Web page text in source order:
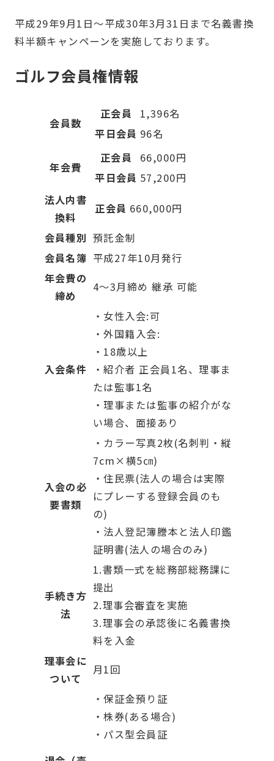
平成29年9月1日～平成30年3月31日まで名義書換
料半額キャンペーンを実施しております。
ゴルフ会員権情報
会員数
正会員
1,396名
平日会員 96名
年会費
正会員
66,000円
平日会員 57,200円
法人内書
換料
正会員 660,000円
会員種別 預託金制
会員名簿 平成27年10月発行
年会費の
締め
4～3月締め 継承 可能
入会条件
・女性入会:可
・外国籍入会:
・18歳以上
・紹介者 正会員1名、理事ま
たは監事1名
・理事または監事の紹介がな
い場合、面接あり
入会の必
要書類
・カラー写真2枚(名刺判・縦
7cm×横5㎝)
・住民票(法人の場合は実際
にプレーする登録会員のも
の)
・法人登記簿謄本と法人印鑑
証明書(法人の場合のみ)
手続き方
法
1.書類一式を総務部総務課に
提出
2.理事会審査を実施
3.理事会の承認後に名義書換
料を入金
理事会に
ついて
月1回
・保証金預り証
・株券(ある場合)
・パス型会員証